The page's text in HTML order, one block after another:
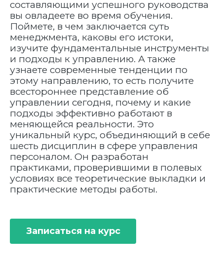
составляющими успешного руководства
вы овладеете во время обучения.
Поймете, в чем заключается суть
менеджмента, каковы его истоки,
изучите фундаментальные инструменты
и подходы к управлению. А также
узнаете современные тенденции по
этому направлению, то есть получите
всестороннее представление об
управлении сегодня, почему и какие
подходы эффективно работают в
меняющейся реальности. Это
уникальный курс, объединяющий в себе
шесть дисциплин в сфере управления
персоналом. Он разработан
практиками, проверившими в полевых
условиях все теоретические выкладки и
практические методы работы.
Записаться на курс